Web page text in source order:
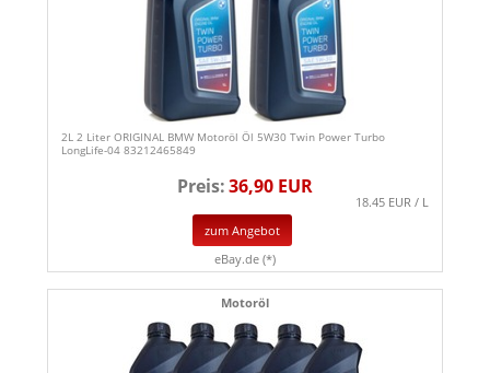
2L 2 Liter ORIGINAL BMW Motoröl Öl 5W30 Twin Power Turbo
LongLife-04 83212465849
Preis:36,90 EUR
18.45 EUR / L
zum Angebot
eBay.de (*)
Motoröl